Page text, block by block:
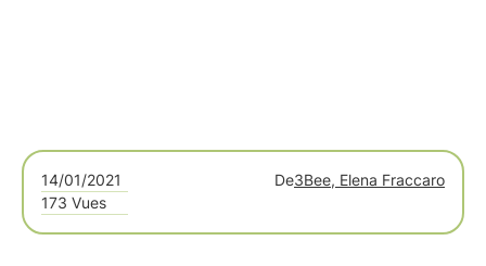
14/01/2021 De3Bee, Elena Fraccaro
173 Vues